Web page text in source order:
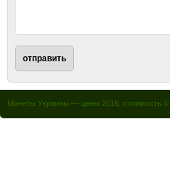
Монеты Украины — цены 2016, стоимость ©